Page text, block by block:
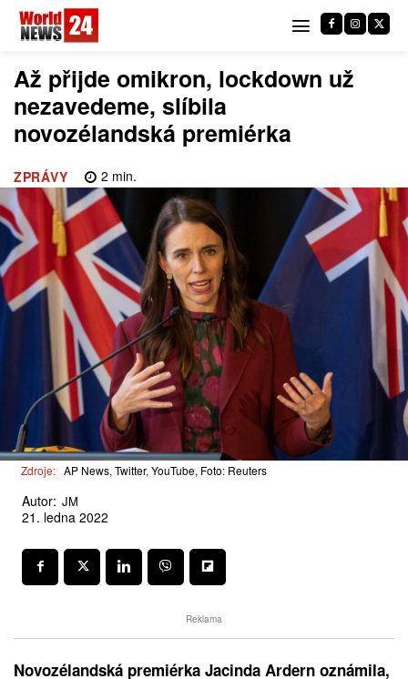
Až přijde omikron, lockdown už
nezavedeme, slíbila
novozélandská premiérka
ZPRÁVY 2 min.
Zdroje: AP News, Twitter, YouTube, Foto: Reuters
Autor: JM
21. ledna 2022
Reklama
Novozélandská premiérka Jacinda Ardern oznámila,